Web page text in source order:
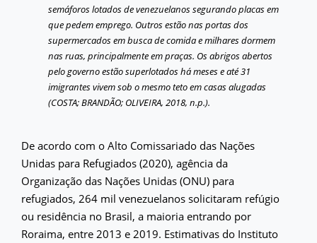
semáforos lotados de venezuelanos segurando placas em
que pedem emprego. Outros estão nas portas dos
supermercados em busca de comida e milhares dormem
nas ruas, principalmente em praças. Os abrigos abertos
pelo governo estão superlotados há meses e até 31
imigrantes vivem sob o mesmo teto em casas alugadas
(COSTA; BRANDÃO; OLIVEIRA, 2018, n.p.).
De acordo com o Alto Comissariado das Nações
Unidas para Refugiados (2020), agência da
Organização das Nações Unidas (ONU) para
refugiados, 264 mil venezuelanos solicitaram refúgio
ou residência no Brasil, a maioria entrando por
Roraima, entre 2013 e 2019. Estimativas do Instituto